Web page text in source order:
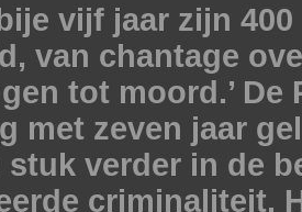
vijf jaar zijn
van chantage
tot moord.’ De
met zeven jaar
stuk verder in de
criminaliteit.